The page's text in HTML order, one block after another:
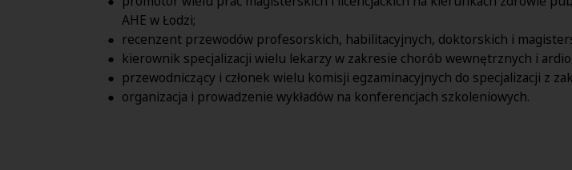
AHE w Łodzi;
recenzent przewodów profesorskich, habilitacyjnych, doktorskich i
kierownik specjalizacji wielu lekarzy w zakresie chorób wewnętrznych i
przewodniczący i członek wielu komisji egzaminacyjnych do specjalizacji z
organizacja i prowadzenie wykładów na konferencjach szkoleniowych.